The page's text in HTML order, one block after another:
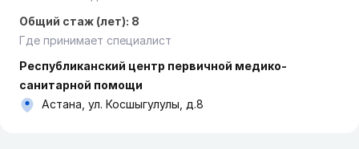
Общий стаж (лет): 8
Где принимает специалист
Республиканский центр первичной медико-
санитарной помощи
Астана, ул. Косшыгулулы, д.8